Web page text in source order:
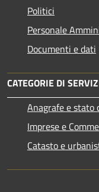
Politici
Personale
Documenti e dati
CATEGORIE DI
Anagrafe e stato
Imprese e
Catasto e